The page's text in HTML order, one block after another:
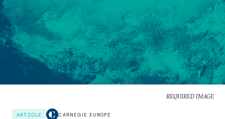
REQUIRED IMAGE
ARTICLE CARNEGIE EUROPE